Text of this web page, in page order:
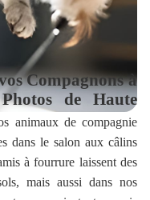
Compagnons à
de Haute
animaux de compagnie
dans le salon aux câlins
à fourrure laissent des
mais aussi dans nos